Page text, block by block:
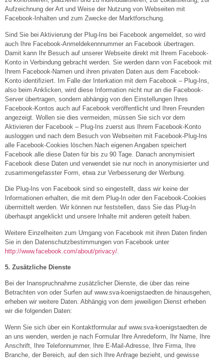
Aufzeichnung der Art und Weise der Nutzung von Webseiten mit
Facebook-Inhalten und zum Zwecke der Marktforschung.
Sind Sie bei Aktivierung der Plug-Ins bei Facebook angemeldet, so wird
auch Ihre Facebook-Anmeldekennnummer an Facebook übertragen.
Damit kann Ihr Besuch auf unserer Webseite direkt mit Ihrem Facebook-
Konto in Verbindung gebracht werden. Sie werden dann von Facebook mit
Ihrem Facebook-Namen und ihren privaten Daten aus dem Facebook-
Konto identifiziert. Im Falle der Interkation mit dem Facebook – Plug-Ins,
also beim Anklicken, wird diese Information nicht nur an die Facebook-
Server übertragen, sondern abhängig von den Einstellungen Ihres
Facebook-Kontos auch auf Facebook veröffentlicht und Ihren Freunden
angezeigt. Wollen sie dies vermeiden, müssen Sie sich vor dem
Aktivieren der Facebook – Plug-Ins zuerst aus Ihrem Facebook-Konto
ausloggen und nach dem Besuch von Webseiten mit Facebook-Plug-Ins
alle Facebook-Cookies löschen.Nach eigenen Angaben speichert
Facebook alle diese Daten für bis zu 90 Tage. Danach anonymisiert
Facebook diese Daten und verwendet sie nur noch in anonymisierter und
zusammengefasster Form, etwa zur Verbesserung der Werbung.
Die Plug-Ins von Facebook sind so eingestellt, dass wir keine der
Informationen erhalten, die mit dem Plug-In oder den Facebook-Cookies
übermittelt werden. Wir können nur feststellen, dass Sie das Plug-In
überhaupt angeklickt und unsere Inhalte mit anderen geteilt haben.
Weitere Einzelheiten zum Umgang von Facebook mit ihren Daten finden
Sie in den Datenschutzbestimmungen von Facebook unter
http://www.facebook.com/about/privacy/
5. Zusätzliche Dienste
Bei der Inanspruchnahme zusätzlicher Dienste, die über das reine
Betrachten von oder Surfen auf www.sva-koenigstaedten.de hinausgehen,
erheben wir weitere Daten. Abhängig von dem jeweiligen Dienst erheben
wir die folgenden Daten:
Wenn Sie sich über ein Kontaktformular auf www.sva-koenigstaedten.de
an uns wenden, werden je nach Formular Ihre Anredeform, Ihr Name, Ihre
Anschrift, Ihre Telefonnummer, Ihre E-Mail-Adresse, Ihre Firma, Ihre
Branche, der Bereich, auf den sich Ihre Anfrage bezieht, und gewisse